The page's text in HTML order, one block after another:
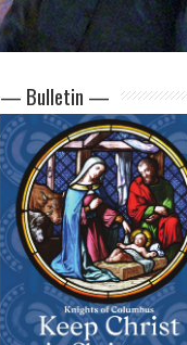
— Bulletin —